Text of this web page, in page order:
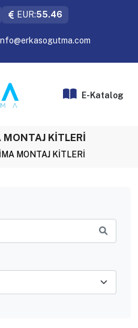
EUR:55.46
E-Katalog
MONTAJ KİTLERİ
MONTAJ KİTLERİ